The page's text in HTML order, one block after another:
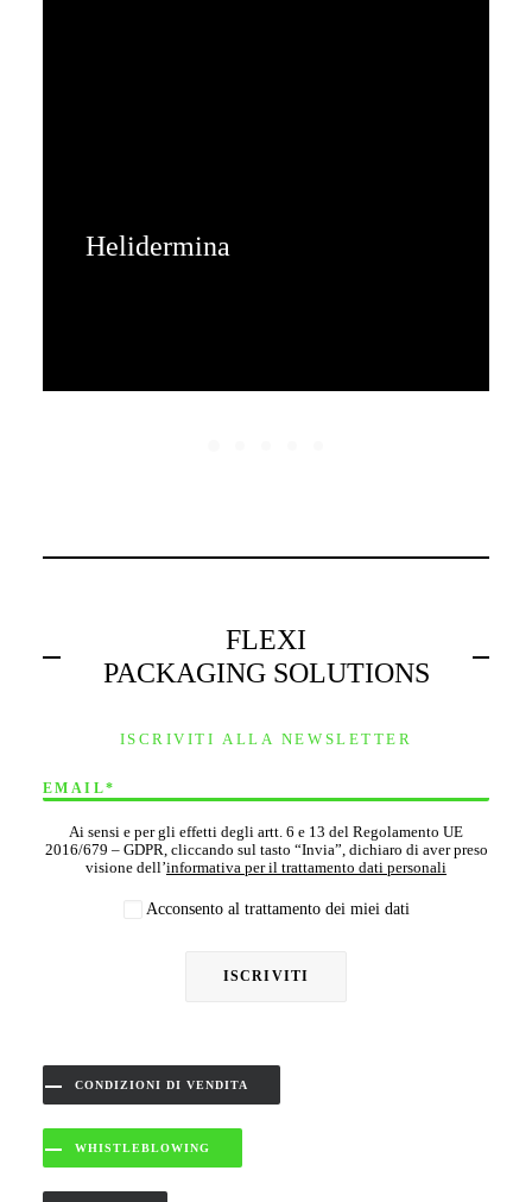
Helidermina
FLEXI
PACKAGING SOLUTIONS
ISCRIVITI ALLA NEWSLETTER
Ai sensi e per gli effetti degli artt. 6 e 13 del Regolamento UE
2016/679 – GDPR, cliccando sul tasto “Invia”, dichiaro di aver preso
visione dell’informativa per il trattamento dati personali
Acconsento al trattamento dei miei dati
CONDIZIONI DI VENDITA
WHISTLEBLOWING